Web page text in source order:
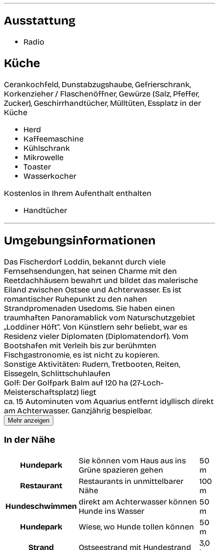
Ausstattung
Radio
Küche
Cerankochfeld, Dunstabzugshaube, Gefrierschrank,
Korkenzieher / Flaschenöffner, Gewürze (Salz, Pfeffer,
Zucker), Geschirrhandtücher, Mülltüten, Essplatz in der
Küche
Herd
Kaffeemaschine
Kühlschrank
Mikrowelle
Toaster
Wasserkocher
Kostenlos in Ihrem Aufenthalt enthalten
Handtücher
Umgebungsinformationen
Das Fischerdorf Loddin, bekannt durch viele
Fernsehsendungen, hat seinen Charme mit den
Reetdachhäusern bewahrt und bildet das malerische
Eiland zwischen Ostsee und Achterwasser. Es ist
romantischer Ruhepunkt zu den nahen
Strandpromenaden Usedoms. Sie haben einen
traumhaften Panoramablick vom Naturschutzgebiet
„Loddiner Höft“. Von Künstlern sehr beliebt, war es
Residenz vieler Diplomaten (Diplomatendorf). Vom
Bootshafen mit Verleih bis zur berühmten
Fischgastronomie, es ist nicht zu kopieren.
Sonstige Aktivitäten: Rudern, Tretbooten, Reiten,
Eissegeln, Schlittschuhlaufen
Golf: Der Golfpark Balm auf 120 ha (27-Loch-
Meisterschaftsplatz) liegt
ca. 15 Autominuten vom Aquarius entfernt idyllisch direkt
am Achterwasser. Ganzjährig bespielbar.
Mehr anzeigen
In der Nähe
Hundepark
Sie können vom Haus aus ins
Grüne spazieren gehen
50
m
Restaurant
Restaurants in unmittelbarer
Nähe
100
m
Hundeschwimmen direkt am Achterwasser können
Hunde ins Wasser
50
m
Hundepark
Wiese, wo Hunde tollen können
50
m
Strand
Ostseestrand mit Hundestrand
3,0